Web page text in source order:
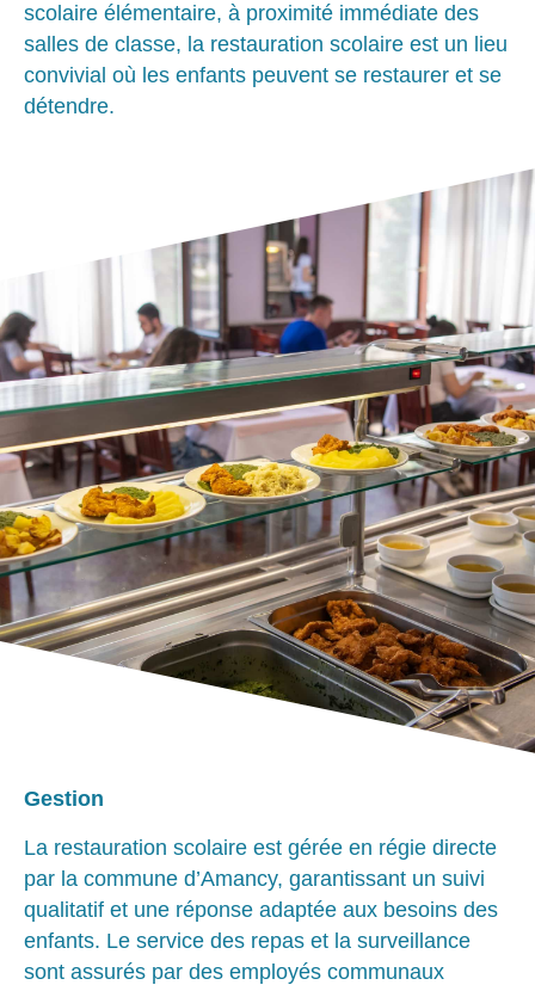
scolaire élémentaire, à proximité immédiate des
salles de classe, la restauration scolaire est un lieu
convivial où les enfants peuvent se restaurer et se
détendre.
Gestion
La restauration scolaire est gérée en régie directe
par la commune d’Amancy, garantissant un suivi
qualitatif et une réponse adaptée aux besoins des
enfants. Le service des repas et la surveillance
sont assurés par des employés communaux